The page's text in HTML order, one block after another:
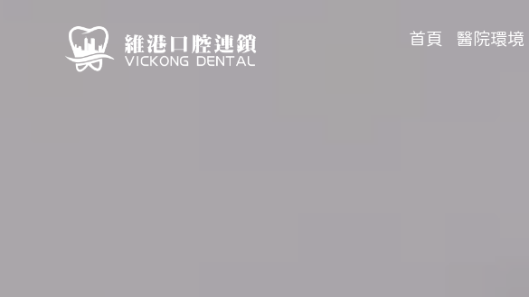
首頁 醫院環境